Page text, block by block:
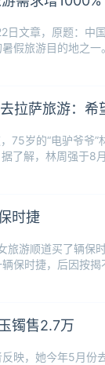
日文章，原题：
假旅游目的地之
拉萨旅游：希
75岁的“电驴爷爷
了解，林周强于8
时捷
旅游顺道买了辆保
保时捷，后因按
镯售2.7万
映，她今年5月